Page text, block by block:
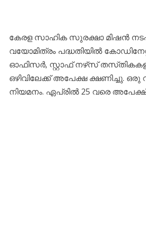
കേരള സാഹിക സുരക്ഷാ മിഷൻ
വയോമിത്രം പദ്ധതിയിൽ
ഓഫിസർ, സ്റ്റാഫ് നഴ്‌സ്
ഒഴിവിലേക്ക് അപേക്ഷ ക്ഷണിച്ചു.
നിയമനം. ഏപ്രിൽ 25 വരെ